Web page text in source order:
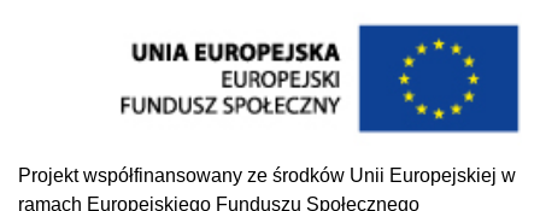
Projekt współfinansowany ze środków Unii Europejskiej w
ramach Europejskiego Funduszu Społecznego